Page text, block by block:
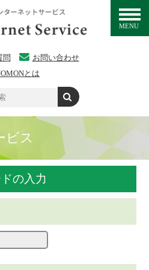
問
お問い合わせ
とは
MENU
ビス
の入力